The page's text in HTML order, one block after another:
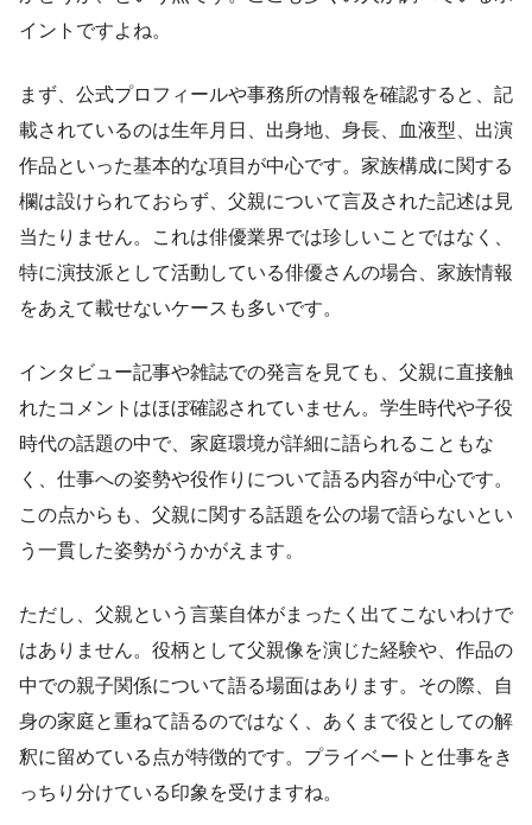
イントですよね。
まず、公式プロフィールや事務所の情報を確認すると、記
載されているのは生年月日、出身地、身長、血液型、出演
作品といった基本的な項目が中心です。家族構成に関する
欄は設けられておらず、父親について言及された記述は見
当たりません。これは俳優業界では珍しいことではなく、
特に演技派として活動している俳優さんの場合、家族情報
をあえて載せないケースも多いです。
インタビュー記事や雑誌での発言を見ても、父親に直接触
れたコメントはほぼ確認されていません。学生時代や子役
時代の話題の中で、家庭環境が詳細に語られることもな
く、仕事への姿勢や役作りについて語る内容が中心です。
この点からも、父親に関する話題を公の場で語らないとい
う一貫した姿勢がうかがえます。
ただし、父親という言葉自体がまったく出てこないわけで
はありません。役柄として父親像を演じた経験や、作品の
中での親子関係について語る場面はあります。その際、自
身の家庭と重ねて語るのではなく、あくまで役としての解
釈に留めている点が特徴的です。プライベートと仕事をき
っちり分けている印象を受けますね。